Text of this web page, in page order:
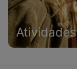
Atividades